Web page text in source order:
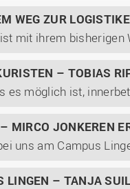
WEG ZUR
– TOBIAS
MIRCO JONKEREN
– TANJA